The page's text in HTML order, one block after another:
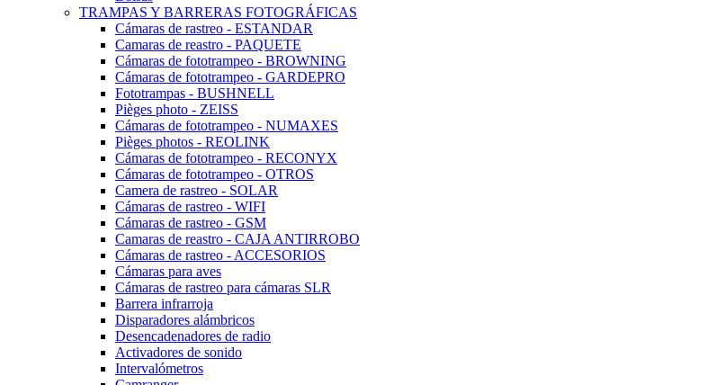
TRAMPAS Y BARRERAS FOTOGRÁFICAS
Cámaras de rastreo - ESTANDAR
Camaras de reastro - PAQUETE
Cámaras de fototrampeo - BROWNING
Cámaras de fototrampeo - GARDEPRO
Fototrampas - BUSHNELL
Pièges photo - ZEISS
Cámaras de fototrampeo - NUMAXES
Pièges photos - REOLINK
Cámaras de fototrampeo - RECONYX
Cámaras de fototrampeo - OTROS
Camera de rastreo - SOLAR
Cámaras de rastreo - WIFI
Cámaras de rastreo - GSM
Camaras de reastro - CAJA ANTIRROBO
Cámaras de rastreo - ACCESORIOS
Cámaras para aves
Cámaras de rastreo para cámaras SLR
Barrera infrarroja
Disparadores alámbricos
Desencadenadores de radio
Activadores de sonido
Intervalómetros